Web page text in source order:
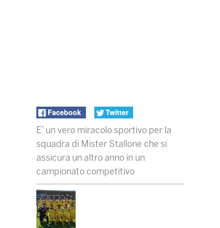
Facebook Twitter
E’ un vero miracolo sportivo per la
squadra di Mister Stallone che si
assicura un altro anno in un
campionato competitivo